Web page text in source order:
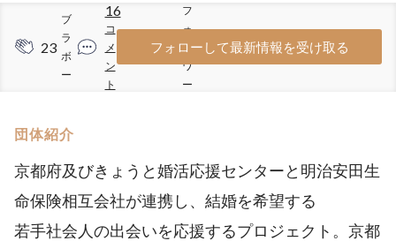
23
ブ
ラ
ボ
ー
16
コ
メ
ン
ト
286
フ
ォ
ロ
ワ
ー
フォローして最新情報を受け取る
団体紹介
京都府及びきょうと婚活応援センターと明治安田生
命保険相互会社が連携し、結婚を希望する
若手社会人の出会いを応援するプロジェクト。京都